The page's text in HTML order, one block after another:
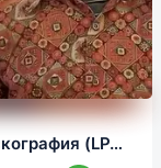
Creedence Clearwater Revival - Дискография (LP, 1/5,64)